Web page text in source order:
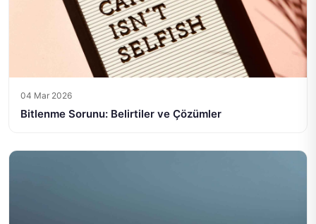
04 Mar 2026
Bitlenme Sorunu: Belirtiler ve Çözümler